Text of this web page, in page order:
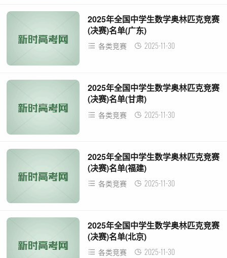
2025年全国中学生数学奥林匹克竞赛
(决赛)名单(广东)
各类竞赛 2025-11-30
2025年全国中学生数学奥林匹克竞赛
(决赛)名单(甘肃)
各类竞赛 2025-11-30
2025年全国中学生数学奥林匹克竞赛
(决赛)名单(福建)
各类竞赛 2025-11-30
2025年全国中学生数学奥林匹克竞赛
(决赛)名单(北京)
各类竞赛 2025-11-30